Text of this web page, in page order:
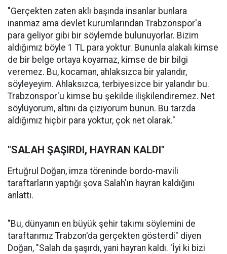
"Gerçekten zaten aklı başında insanlar bunlara
inanmaz ama devlet kurumlarından Trabzonspor'a
para geliyor gibi bir söylemde bulunuyorlar. Bizim
aldığımız böyle 1 TL para yoktur. Bununla alakalı kimse
de bir belge ortaya koyamaz, kimse de bir bilgi
veremez. Bu, kocaman, ahlaksızca bir yalandır,
söyleyeyim. Ahlaksızca, terbiyesizce bir yalandır bu.
Trabzonspor'u kimse bu şekilde ilişkilendiremez. Net
söylüyorum, altını da çiziyorum bunun. Bu tarzda
aldığımız hiçbir para yoktur, çok net olarak."
"SALAH ŞAŞIRDI, HAYRAN KALDI"
Ertuğrul Doğan, imza töreninde bordo-mavili
taraftarların yaptığı şova Salah'ın hayran kaldığını
anlattı.
"Bu, dünyanın en büyük şehir takımı söylemini de
taraftarımız Trabzon'da gerçekten gösterdi" diyen
Doğan, "Salah da şaşırdı, yani hayran kaldı. 'İyi ki bizi